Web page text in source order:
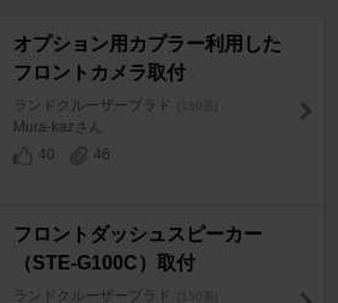
オプション用カプラー利用した
フロントカメラ取付
ランドクルーザープラド
Mura-kazさん
40
46
フロントダッシュスピーカー
（STE-G100C）取付
ランドクルーザープラド